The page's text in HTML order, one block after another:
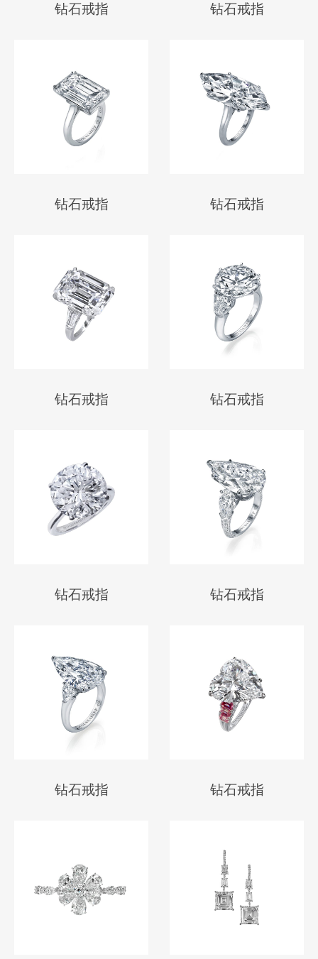
钻石戒指 钻石戒指
钻石戒指 钻石戒指
钻石戒指 钻石戒指
钻石戒指 钻石戒指
钻石戒指 钻石戒指